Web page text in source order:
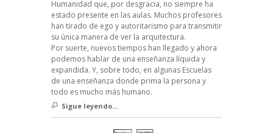
Humanidad que, por desgracia, no siempre ha
estado presente en las aulas. Muchos profesores
han tirado de ego y autoritarismo para transmitir
su única manera de ver la arquitectura.
Por suerte, nuevos tiempos han llegado y ahora
podemos hablar de una enseñanza líquida y
expandida. Y, sobre todo, en algunas Escuelas
de una enseñanza donde prima la persona y
todo es mucho más humano.
Sigue leyendo...